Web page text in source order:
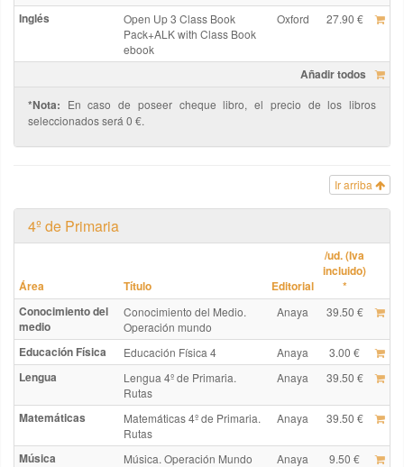
Inglés
Open Up 3 Class Book
Pack+ALK with Class Book
ebook
Oxford 27.90 €
Añadir todos
*Nota: En caso de poseer cheque libro, el precio de los libros
seleccionados será 0 €.
Ir arriba
4º de Primaria
Área Título Editorial
/ud. (Iva
incluido)
*
Conocimiento del
medio
Conocimiento del Medio.
Operación mundo
Anaya 39.50 €
Educación Física Educación Física 4 Anaya 3.00 €
Lengua
Lengua 4º de Primaria.
Rutas
Anaya 39.50 €
Matemáticas
Matemáticas 4º de Primaria.
Rutas
Anaya 39.50 €
Música Música. Operación Mundo Anaya 9.50 €